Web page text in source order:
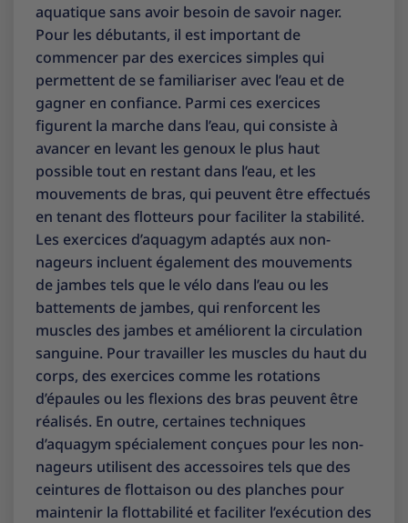
aquatique sans avoir besoin de savoir nager.
Pour les débutants, il est important de
commencer par des exercices simples qui
permettent de se familiariser avec l’eau et de
gagner en confiance. Parmi ces exercices
figurent la marche dans l’eau, qui consiste à
avancer en levant les genoux le plus haut
possible tout en restant dans l’eau, et les
mouvements de bras, qui peuvent être effectués
en tenant des flotteurs pour faciliter la stabilité.
Les exercices d’aquagym adaptés aux non-
nageurs incluent également des mouvements
de jambes tels que le vélo dans l’eau ou les
battements de jambes, qui renforcent les
muscles des jambes et améliorent la circulation
sanguine. Pour travailler les muscles du haut du
corps, des exercices comme les rotations
d’épaules ou les flexions des bras peuvent être
réalisés. En outre, certaines techniques
d’aquagym spécialement conçues pour les non-
nageurs utilisent des accessoires tels que des
ceintures de flottaison ou des planches pour
maintenir la flottabilité et faciliter l’exécution des